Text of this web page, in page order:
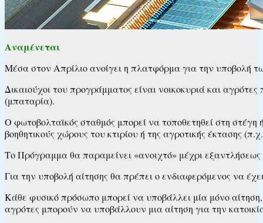
Αναμένεται
Μέσα στον Απρίλιο ανοίγει η πλατφόρμα για την υποβολή
Δικαιούχοι του προγράμματος είναι νοικοκυριά και
(μπαταρία).
Ο φωτοβολταϊκός σταθμός μπορεί να τοποθετηθεί στη
βοηθητικούς χώρους του κτιρίου ή της αγροτικής έκτασης
Το Πρόγραμμα θα παραμείνει «ανοιχτό» μέχρι
Για την υποβολή αίτησης θα πρέπει ο ενδιαφερόμενος να
Κάθε φυσικό πρόσωπο μπορεί να υποβάλλει μία μόνο αίτηση,
αγρότες μπορούν να υποβάλλουν μια αίτηση για την